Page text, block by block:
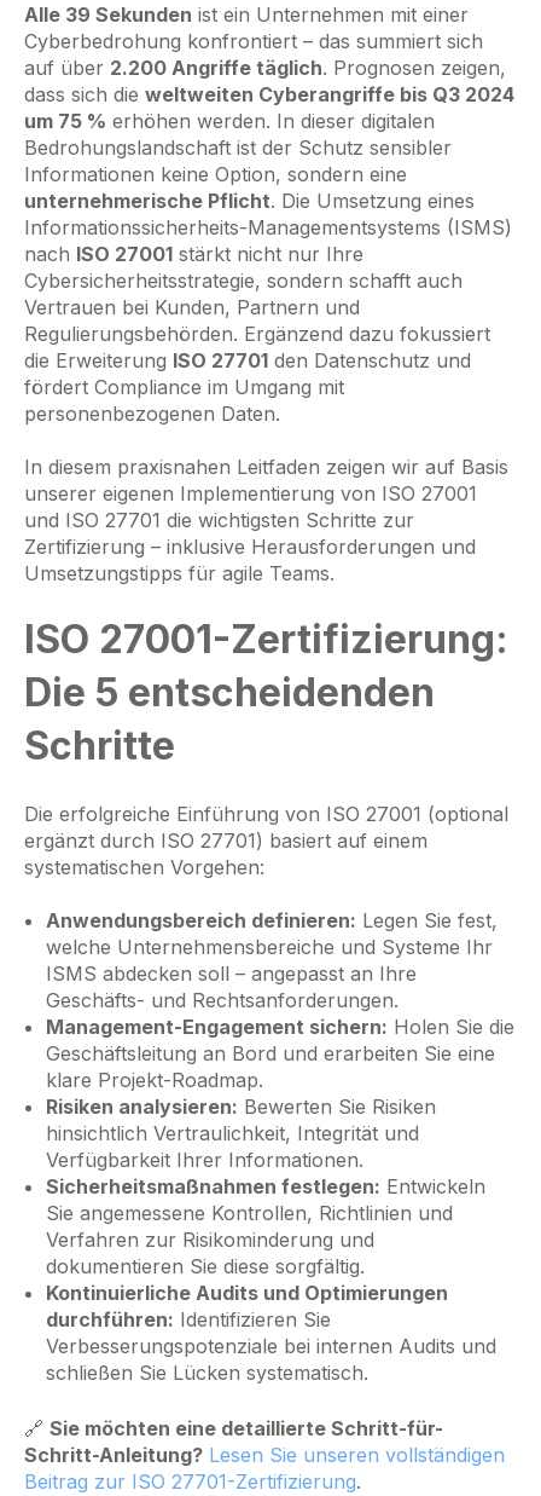
Alle 39 Sekunden ist ein Unternehmen mit einer
Cyberbedrohung konfrontiert – das summiert sich
auf über 2.200 Angriffe täglich. Prognosen zeigen,
dass sich die weltweiten Cyberangriffe bis Q3 2024
um 75 % erhöhen werden. In dieser digitalen
Bedrohungslandschaft ist der Schutz sensibler
Informationen keine Option, sondern eine
unternehmerische Pflicht. Die Umsetzung eines
Informationssicherheits-Managementsystems (ISMS)
nach ISO 27001 stärkt nicht nur Ihre
Cybersicherheitsstrategie, sondern schafft auch
Vertrauen bei Kunden, Partnern und
Regulierungsbehörden. Ergänzend dazu fokussiert
die Erweiterung ISO 27701 den Datenschutz und
fördert Compliance im Umgang mit
personenbezogenen Daten.
In diesem praxisnahen Leitfaden zeigen wir auf Basis
unserer eigenen Implementierung von ISO 27001
und ISO 27701 die wichtigsten Schritte zur
Zertifizierung – inklusive Herausforderungen und
Umsetzungstipps für agile Teams.
ISO 27001-Zertifizierung:
Die 5 entscheidenden
Schritte
Die erfolgreiche Einführung von ISO 27001 (optional
ergänzt durch ISO 27701) basiert auf einem
systematischen Vorgehen:
Anwendungsbereich definieren: Legen Sie fest,
welche Unternehmensbereiche und Systeme Ihr
ISMS abdecken soll – angepasst an Ihre
Geschäfts- und Rechtsanforderungen.
Management-Engagement sichern: Holen Sie die
Geschäftsleitung an Bord und erarbeiten Sie eine
klare Projekt-Roadmap.
Risiken analysieren: Bewerten Sie Risiken
hinsichtlich Vertraulichkeit, Integrität und
Verfügbarkeit Ihrer Informationen.
Sicherheitsmaßnahmen festlegen: Entwickeln
Sie angemessene Kontrollen, Richtlinien und
Verfahren zur Risikominderung und
dokumentieren Sie diese sorgfältig.
Kontinuierliche Audits und Optimierungen
durchführen: Identifizieren Sie
Verbesserungspotenziale bei internen Audits und
schließen Sie Lücken systematisch.
🔗 Sie möchten eine detaillierte Schritt-für-
Schritt-Anleitung? Lesen Sie unseren vollständigen
Beitrag zur ISO 27701-Zertifizierung.